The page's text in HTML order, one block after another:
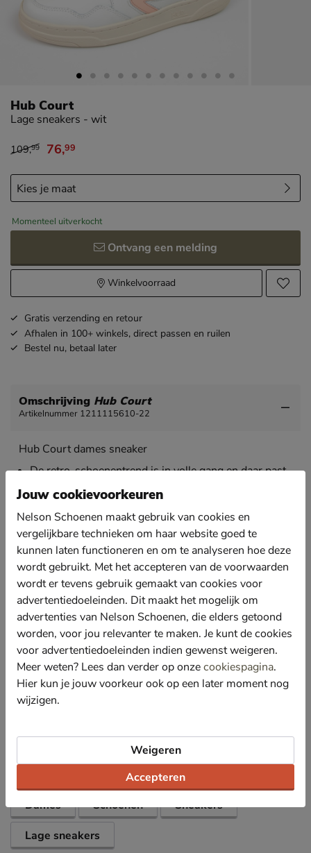
Hub Court
Lage sneakers - wit
van € 109,99 voor € 76,99
109,99 76,99
Momenteel uitverkocht
Ontvang een melding
Winkelvoorraad
Gratis verzending en retour
Afhalen in 100+ winkels, direct passen en ruilen
Bestel nu, betaal later
Omschrijving Hub Court
Artikelnummer 1211115610-22
Hub Court dames sneaker
De retro-schoenentrend is in volle gang en daar past
ademende werking.
Gevoerd met zacht badstof. Dit materiaal heeft een
uitstekend vocht absorberende werking waardoor je
voeten droog en fris blijven.
Voorzien van een uitneembaar EVA-voetbed met
perforatie en luchtkanalen om de warmte snel af te
voeren en de voeten op aangename temperatuur te
houden.
Afgewerkt met een grip- en slijtvaste loopzool van
rubber.
Specificaties
Bekijk meer
Dames Schoenen
Sneakers
Lage sneakers
Jouw cookievoorkeuren
Nelson Schoenen maakt gebruik van cookies en
vergelijkbare technieken om haar website goed te
kunnen laten functioneren en om te analyseren hoe deze
wordt gebruikt. Met het accepteren van de voorwaarden
wordt er tevens gebruik gemaakt van cookies voor
advertentiedoeleinden. Dit maakt het mogelijk om
advertenties van Nelson Schoenen, die elders getoond
worden, voor jou relevanter te maken. Je kunt de cookies
voor advertentiedoeleinden indien gewenst weigeren.
Meer weten? Lees dan verder op onzecookiespagina.
Hier kun je jouw voorkeur ook op een later moment nog
wijzigen.
Accepteren
Weigeren